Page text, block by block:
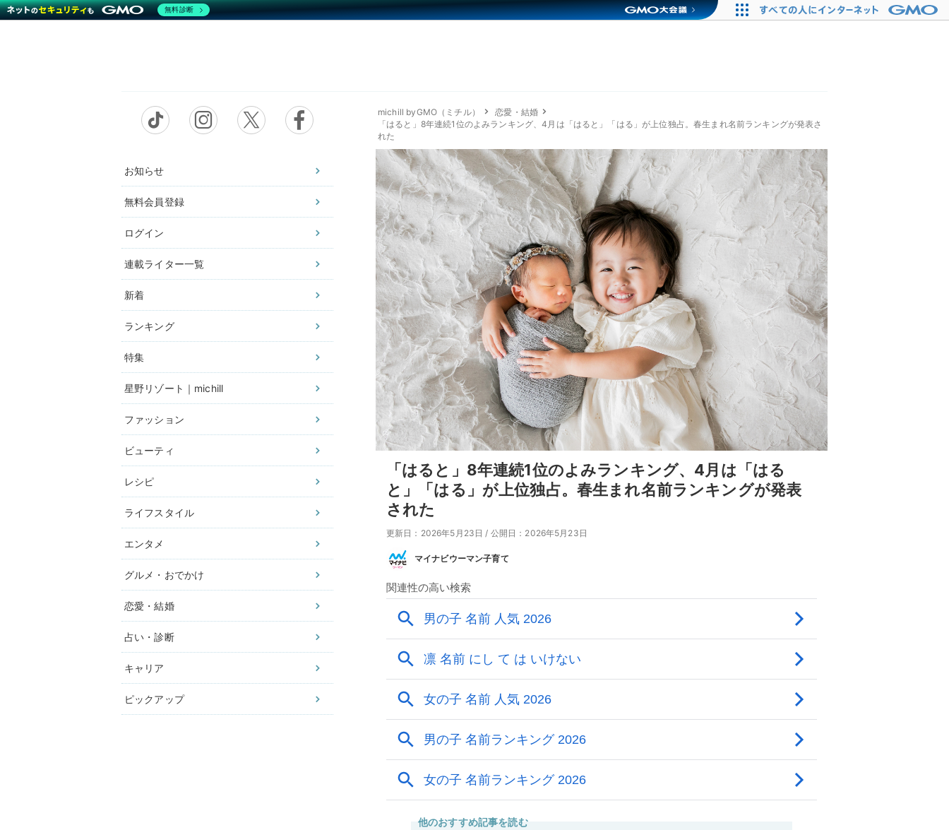
お知らせ
無料会員登録
ログイン
連載ライター一覧
新着
ランキング
特集
星野リゾート｜michill
ファッション
ビューティ
レシピ
ライフスタイル
エンタメ
グルメ・おでかけ
恋愛・結婚
占い・診断
キャリア
ピックアップ
michill byGMO（ミチル）
恋愛・結婚
「はると」8年連続1位のよみランキング、4月は「はると」「はる」が上位独占。春生まれ名前ランキングが発表さ
れた
「はると」8年連続1位のよみランキング、4月は「はる
と」「はる」が上位独占。春生まれ名前ランキングが発表
された
更新日：2026年5月23日 / 公開日：2026年5月23日
マイナビウーマン子育て
他のおすすめ記事を読む
無料診断